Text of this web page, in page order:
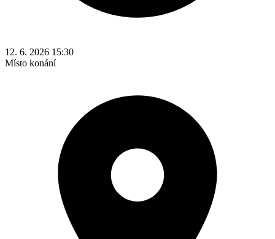
12. 6. 2026 15:30
Místo konání